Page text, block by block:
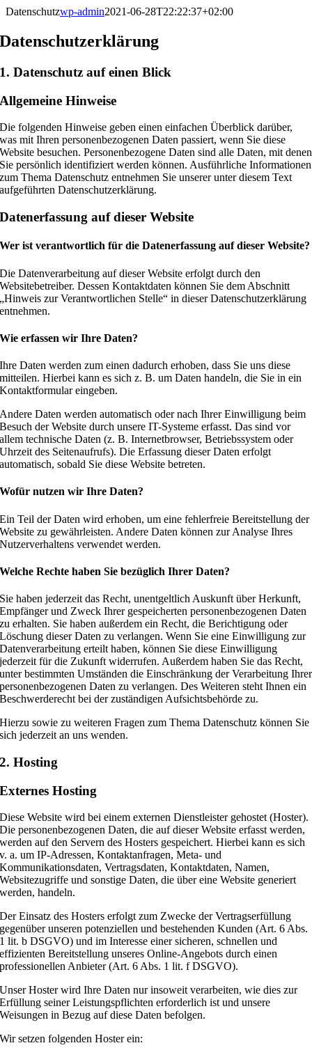
Zum
springen
Datenschutzwp-admin2021-06-28T22:22:37+02:00
Datenschutz­erklärung
1. Datenschutz auf einen Blick
Allgemeine Hinweise
Die folgenden Hinweise geben einen einfachen Überblick darüber,
was mit Ihren personenbezogenen Daten passiert, wenn Sie diese
Website besuchen. Personenbezogene Daten sind alle Daten, mit denen
Sie persönlich identifiziert werden können. Ausführliche Informationen
zum Thema Datenschutz entnehmen Sie unserer unter diesem Text
aufgeführten Datenschutzerklärung.
Datenerfassung auf dieser Website
Wer ist verantwortlich für die Datenerfassung auf dieser Website?
Die Datenverarbeitung auf dieser Website erfolgt durch den
Websitebetreiber. Dessen Kontaktdaten können Sie dem Abschnitt
„Hinweis zur Verantwortlichen Stelle“ in dieser Datenschutzerklärung
entnehmen.
Wie erfassen wir Ihre Daten?
Ihre Daten werden zum einen dadurch erhoben, dass Sie uns diese
mitteilen. Hierbei kann es sich z. B. um Daten handeln, die Sie in ein
Kontaktformular eingeben.
Andere Daten werden automatisch oder nach Ihrer Einwilligung beim
Besuch der Website durch unsere IT-Systeme erfasst. Das sind vor
allem technische Daten (z. B. Internetbrowser, Betriebssystem oder
Uhrzeit des Seitenaufrufs). Die Erfassung dieser Daten erfolgt
automatisch, sobald Sie diese Website betreten.
Wofür nutzen wir Ihre Daten?
Ein Teil der Daten wird erhoben, um eine fehlerfreie Bereitstellung der
Website zu gewährleisten. Andere Daten können zur Analyse Ihres
Nutzerverhaltens verwendet werden.
Welche Rechte haben Sie bezüglich Ihrer Daten?
Sie haben jederzeit das Recht, unentgeltlich Auskunft über Herkunft,
Empfänger und Zweck Ihrer gespeicherten personenbezogenen Daten
zu erhalten. Sie haben außerdem ein Recht, die Berichtigung oder
Löschung dieser Daten zu verlangen. Wenn Sie eine Einwilligung zur
Datenverarbeitung erteilt haben, können Sie diese Einwilligung
jederzeit für die Zukunft widerrufen. Außerdem haben Sie das Recht,
unter bestimmten Umständen die Einschränkung der Verarbeitung Ihrer
personenbezogenen Daten zu verlangen. Des Weiteren steht Ihnen ein
Beschwerderecht bei der zuständigen Aufsichtsbehörde zu.
Hierzu sowie zu weiteren Fragen zum Thema Datenschutz können Sie
sich jederzeit an uns wenden.
2. Hosting
Externes Hosting
Diese Website wird bei einem externen Dienstleister gehostet (Hoster).
Die personenbezogenen Daten, die auf dieser Website erfasst werden,
werden auf den Servern des Hosters gespeichert. Hierbei kann es sich
v. a. um IP-Adressen, Kontaktanfragen, Meta- und
Kommunikationsdaten, Vertragsdaten, Kontaktdaten, Namen,
Websitezugriffe und sonstige Daten, die über eine Website generiert
werden, handeln.
Der Einsatz des Hosters erfolgt zum Zwecke der Vertragserfüllung
gegenüber unseren potenziellen und bestehenden Kunden (Art. 6 Abs.
1 lit. b DSGVO) und im Interesse einer sicheren, schnellen und
effizienten Bereitstellung unseres Online-Angebots durch einen
professionellen Anbieter (Art. 6 Abs. 1 lit. f DSGVO).
Unser Hoster wird Ihre Daten nur insoweit verarbeiten, wie dies zur
Erfüllung seiner Leistungspflichten erforderlich ist und unsere
Weisungen in Bezug auf diese Daten befolgen.
Wir setzen folgenden Hoster ein: